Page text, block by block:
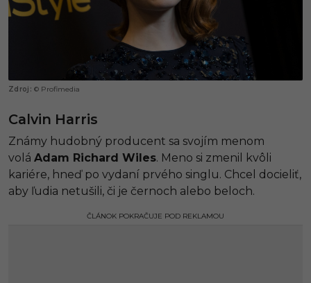
© Profimedia
Calvin Harris
Známy hudobný producent sa svojím menom
volá Adam Richard Wiles. Meno si zmenil kvôli
kariére, hneď po vydaní prvého singlu. Chcel docieliť,
aby ľudia netušili, či je černoch alebo beloch.
ČLÁNOK POKRAČUJE POD REKLAMOU